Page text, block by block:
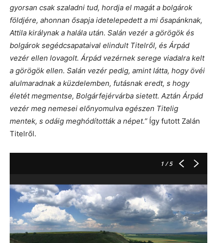
gyorsan csak szaladni tud, hordja el magát a bolgárok
földjére, ahonnan ősapja idetelepedett a mi ősapánknak,
Attila királynak a halála után. Salán vezér a görögök és
bolgárok segédcsapataival elindult Titelről, és Árpád
vezér ellen lovagolt. Árpád vezérnek serege viadalra kelt
a görögök ellen. Salán vezér pedig, amint látta, hogy övéi
alulmaradnak a küzdelemben, futásnak eredt, s hogy
életét megmentse, Bolgárfejérvárba sietett. Aztán Árpád
vezér meg nemesei előnyomulva egészen Titelig
mentek, s odáig meghódították a népet.” Így futott Zalán
Titelről.
1/ 5